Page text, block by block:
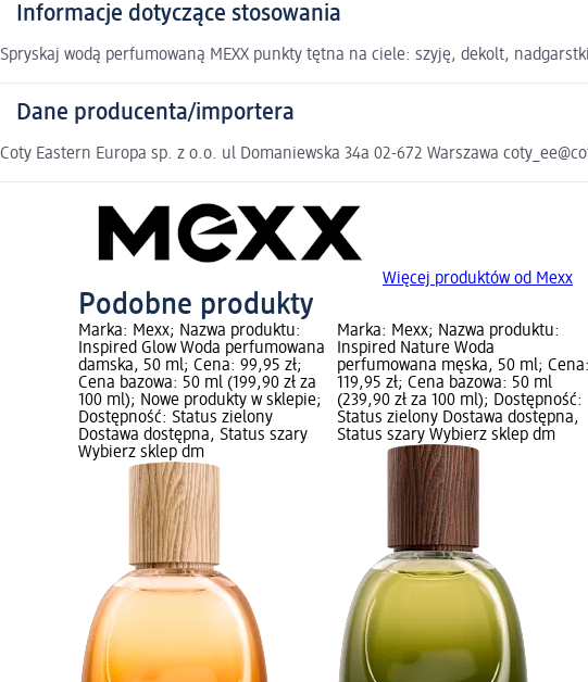
Informacje dotyczące stosowania
Spryskaj wodą perfumowaną MEXX punkty tętna na ciele: szyję, dekolt,
Dane producenta/importera
Coty Eastern Europa sp. z o.o. ul Domaniewska 34a 02-672 Warszawa
Więcej produktów od Mexx
Podobne produkty
Marka: Mexx; Nazwa produktu:
Inspired Glow Woda perfumowana
damska, 50 ml; Cena: 99,95 zł;
Cena bazowa: 50 ml (199,90 zł za
100 ml); Nowe produkty w sklepie;
Dostępność: Status zielony
Dostawa dostępna, Status szary
Wybierz sklep dm
Marka: Mexx; Nazwa produktu:
Inspired Nature Woda
perfumowana męska, 50 ml; Cena:
119,95 zł; Cena bazowa: 50 ml
(239,90 zł za 100 ml); Dostępność:
Status zielony Dostawa dostępna,
Status szary Wybierz sklep dm